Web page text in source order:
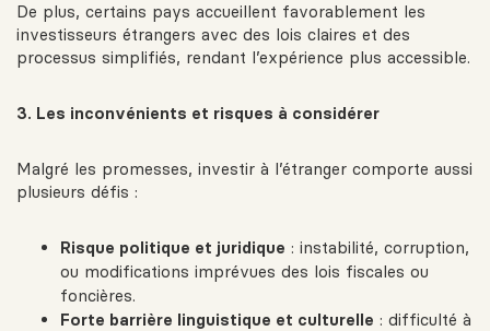
De plus, certains pays accueillent favorablement les
investisseurs étrangers avec des lois claires et des
processus simplifiés, rendant l’expérience plus accessible.
3. Les inconvénients et risques à considérer
Malgré les promesses, investir à l’étranger comporte aussi
plusieurs défis :
Risque politique et juridique : instabilité, corruption,
ou modifications imprévues des lois fiscales ou
foncières.
Forte barrière linguistique et culturelle : difficulté à